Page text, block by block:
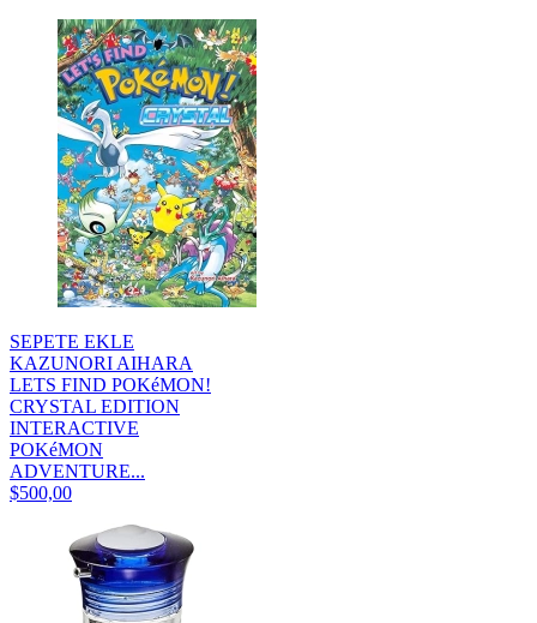
SEPETE EKLE
KAZUNORI AIHARA
LETS FIND POKéMON!
CRYSTAL EDITION
INTERACTIVE
POKéMON
ADVENTURE...
$500,00